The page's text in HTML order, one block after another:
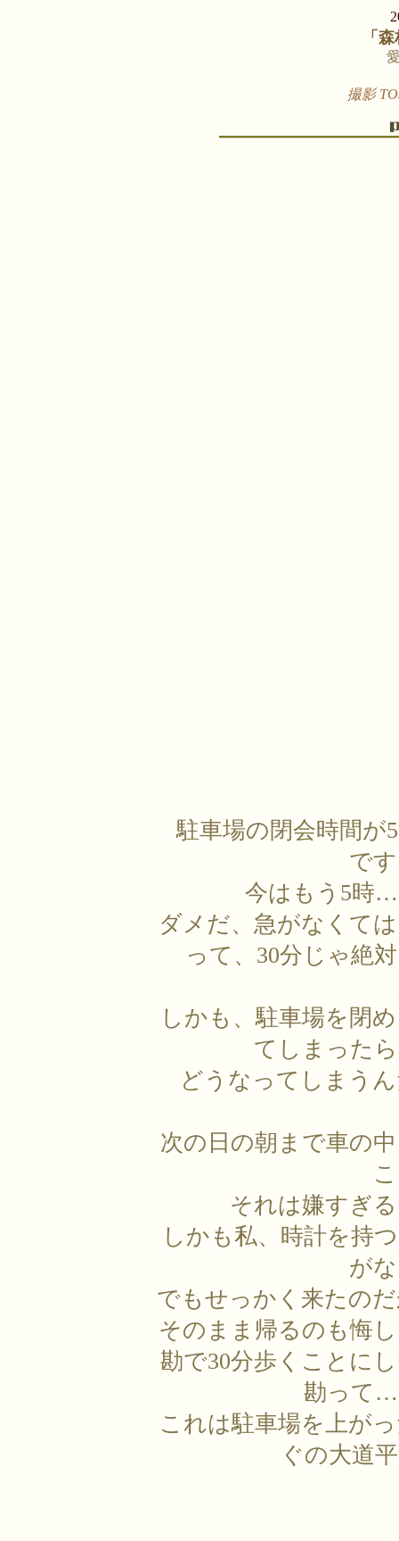
「
撮影
駐車場の閉会時間が
で
今はもう5時
ダメだ、急がなくて
って、30分じゃ絶
しかも、駐車場を閉
てしまった
どうなってしまう
次の日の朝まで車の
それは嫌すぎ
しかも私、時計を持
が
でもせっかく来たの
そのまま帰るのも悔
勘で30分歩くことに
勘って
これは駐車場を上が
ぐの大道